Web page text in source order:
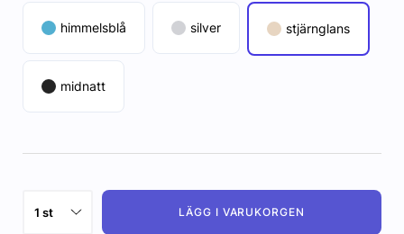
himmelsblå silver stjärnglans
midnatt
LÄGG I VARUKORGEN